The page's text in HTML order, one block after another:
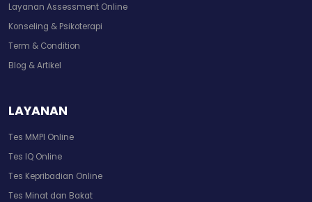
Layanan Assessment Online
Konseling & Psikoterapi
Term & Condition
Blog & Artikel
LAYANAN
Tes MMPI Online
Tes IQ Online
Tes Kepribadian Online
Tes Minat dan Bakat